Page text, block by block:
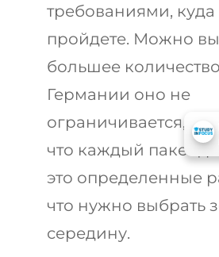
требованиями,
пройдете. Можно
большее
Германии оно не
ограничивается, но
что каждый пакет
это определенные
что нужно выбрать
середину.